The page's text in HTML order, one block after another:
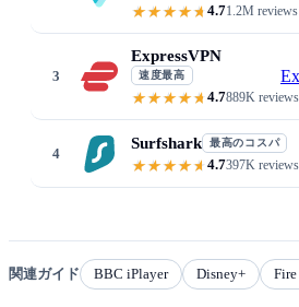
4.71.2M reviews
3
ExpressVPN
速度最高
4.7889K reviews
4
Surfshark 最高のコスパ
4.7397K reviews
関連ガイド BBC iPlayer Disney+